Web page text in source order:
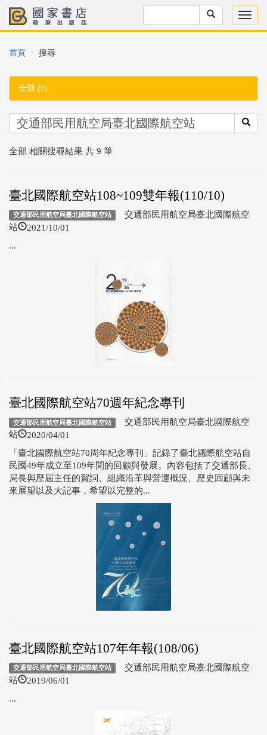
首頁 搜尋
全部 (9)
全部 相關搜尋結果 共 9 筆
臺北國際航空站108~109雙年報(110/10)
交通部民用航空局臺北國際航空站 交通部民用航空局臺北國際航空
站
2021/10/01
...
臺北國際航空站70週年紀念專刊
交通部民用航空局臺北國際航空站 交通部民用航空局臺北國際航空
站
2020/04/01
「臺北國際航空站70周年紀念專刊」記錄了臺北國際航空站自
民國49年成立至109年間的回顧與發展。內容包括了交通部長、
局長與歷屆主任的賀詞、組織沿革與營運概況、歷史回顧與未
來展望以及大記事，希望以完整的...
臺北國際航空站107年年報(108/06)
交通部民用航空局臺北國際航空站 交通部民用航空局臺北國際航空
站
2019/06/01
...